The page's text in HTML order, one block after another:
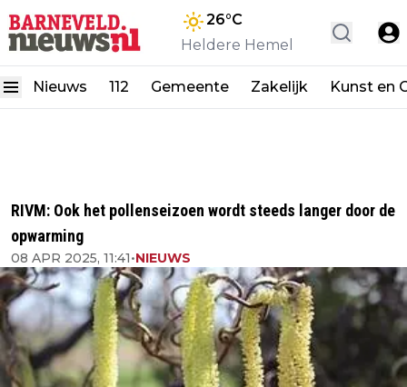
26°C
Heldere Hemel
Nieuws 112 Gemeente Zakelijk Kunst en
RIVM: Ook het pollenseizoen wordt steeds langer door de
opwarming
08 APR 2025, 11:41•NIEUWS